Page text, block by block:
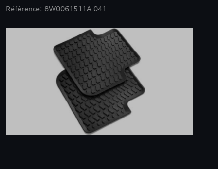
Référence: 8W0061511A 041